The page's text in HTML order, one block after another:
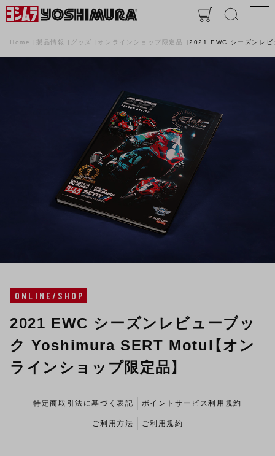
Home 製品情報 グッズ オンラインショップ限定品 2021 EWC シーズンレビ
ONLINE/SHOP
2021 EWC シーズンレビューブッ
ク Yoshimura SERT Motul【オン
ラインショップ限定品】
特定商取引法に基づく表記 ポイントサービス利用規約
ご利用方法 ご利用規約